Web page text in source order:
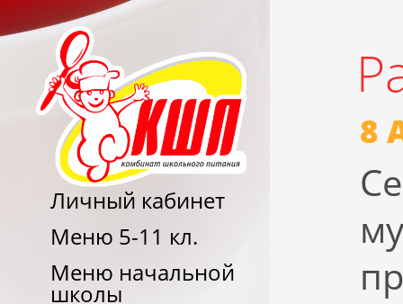
Личный кабинет
Меню 5-11 кл.
Меню начальной
школы
8